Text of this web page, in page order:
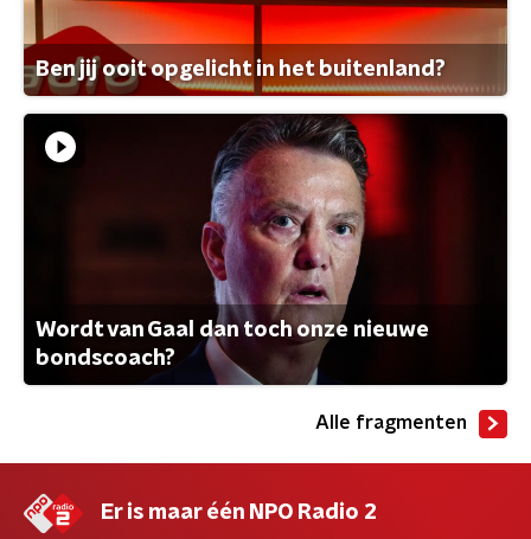
Ben jij ooit opgelicht in het buitenland?
Wordt van Gaal dan toch onze nieuwe
bondscoach?
Alle fragmenten
Er is maar één NPO Radio 2